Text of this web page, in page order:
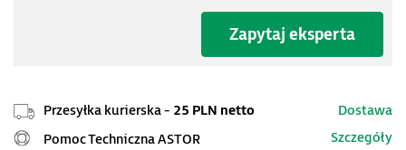
Zapytaj eksperta
Przesyłka kurierska - 25 PLN netto
Dostawa
Pomoc Techniczna ASTOR
Szczegóły